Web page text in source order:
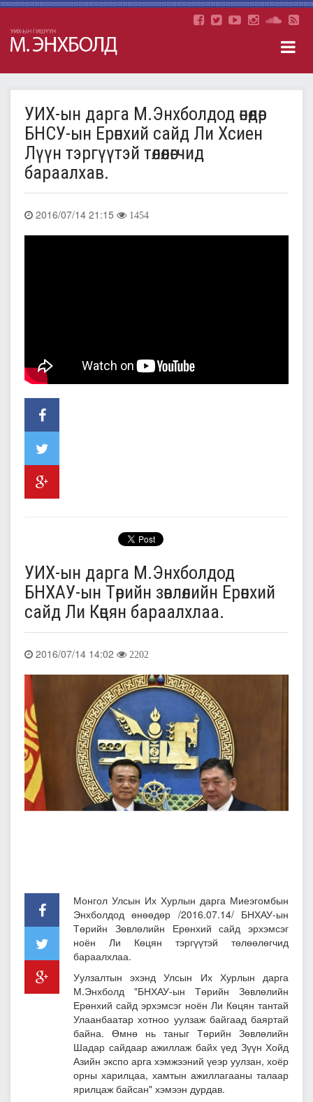
УИХ-ын дарга М.Энхболдод өнөөдөр
БНСУ-ын Ерөнхий сайд Ли Хсиен
Лүүн тэргүүтэй төлөөлөгчид
бараалхав.
2016/07/14 21:15 1454
УИХ-ын дарга М.Энхболдод
БНХАУ-ын Төрийн зөвлөлийн Ерөнхий
сайд Ли Көцян бараалхлаа.
2016/07/14 14:02 2202
Монгол Улсын Их Хурлын дарга Миеэгомбын
Энхболдод өнөөдөр /2016.07.14/ БНХАУ-ын
Төрийн Зөвлөлийн Ерөнхий сайд эрхэмсэг
ноён Ли Көцян тэргүүтэй төлөөлөгчид
бараалхлаа.
Уулзалтын эхэнд Улсын Их Хурлын дарга
М.Энхболд "БНХАУ-ын Төрийн Зөвлөлийн
Ерөнхий сайд эрхэмсэг ноён Ли Көцян тантай
Улаанбаатар хотноо уулзаж байгаад баяртай
байна. Өмнө нь таныг Төрийн Зөвлөлийн
Шадар сайдаар ажиллаж байх үед Зүүн Хойд
Азийн экспо арга хэмжээний үеэр уулзан, хоёр
орны харилцаа, хамтын ажиллагааны талаар
ярилцаж байсан" хэмээн дурдав.